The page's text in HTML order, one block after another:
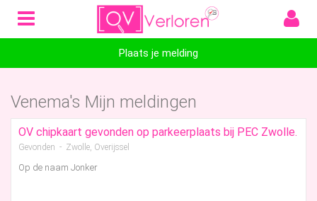
Plaats je melding
Venema's Mijn meldingen
OV chipkaart gevonden op parkeerplaats bij PEC Zwolle.
Gevonden - Zwolle, Overijssel
Op de naam Jonker